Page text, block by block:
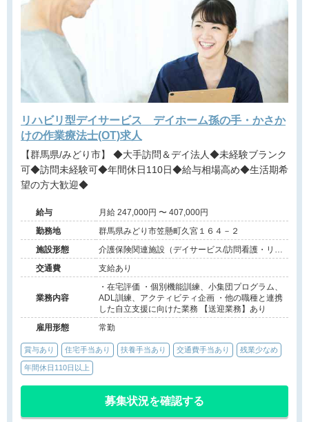
リハビリ型デイサービス デイホーム孫の手・かさか
けの作業療法士(OT)求人
【群馬県/みどり市】 ◆大手訪問＆デイ法人◆未経験ブランク
可◆訪問未経験可◆年間休日110日◆給与相場高め◆生活期希
望の方大歓迎◆
給与
月給 247,000円 〜 407,000円
勤務地
群馬県みどり市笠懸町久宮１６４－２
施設形態
介護保険関連施設（デイサービス/訪問看護・リ
ハ）
交通費 支給あり
業務内容
・在宅評価 ・個別機能訓練、小集団プログラム、
ADL訓練、アクティビティ企画 ・他の職種と連携
した自立支援に向けた業務 【送迎業務】あり
雇用形態
常勤
賞与あり 住宅手当あり 扶養手当あり 交通費手当あり 残業少なめ
年間休日110日以上
募集状況を確認する